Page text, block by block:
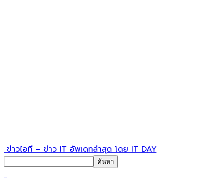
ข่าวไอที – ข่าว IT อัพเดทล่าสุด โดย IT DAY